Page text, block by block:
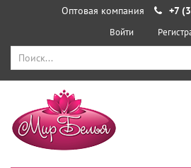
Оптовая компания +7
Войти